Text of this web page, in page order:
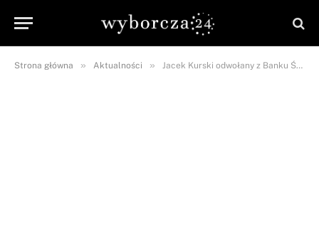
Strona główna » Aktualności » Jacek Kurski odwołany z Banku Światowego. Marcin Mastalerek żartobliwie o zwolnieniu